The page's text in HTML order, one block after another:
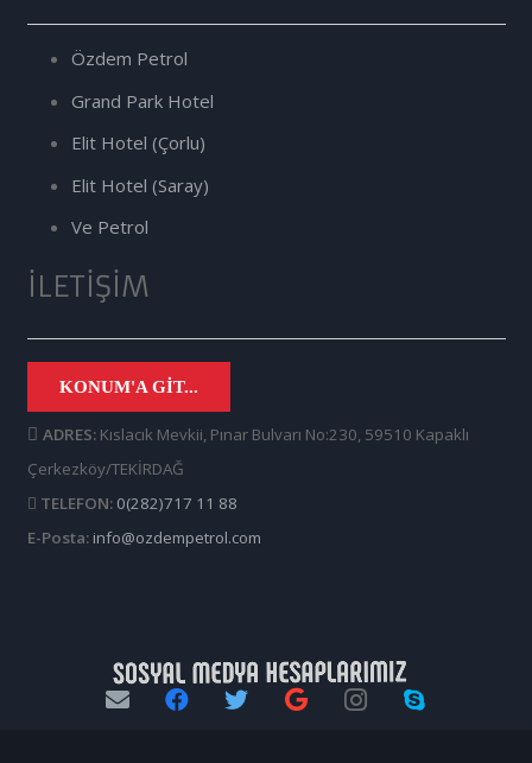
Özdem Petrol
Grand Park Hotel
Elit Hotel (Çorlu)
Elit Hotel (Saray)
Ve Petrol
İLETIŞIM
KONUM'A GIT...
ADRES: Kıslacık Mevkii, Pınar Bulvarı No:230, 59510 Kapaklı
Çerkezköy/TEKİRDAĞ
TELEFON: 0(282)717 11 88
E-Posta: info@ozdempetrol.com